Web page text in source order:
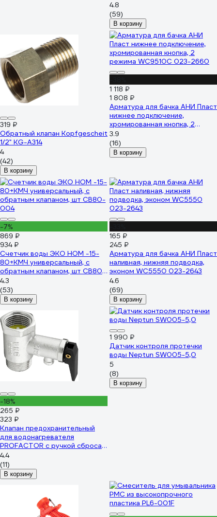
4.8
(59)
В корзину
319 ₽
Обратный клапан Kopfgescheit
1/2" KG-A314
4
(42)
В корзину
1 118 ₽
1 808 ₽
Арматура для бачка АНИ Пласт
нижнее подключение,
хромированная кнопка, 2
режима WC9510C 023-2660
3.9
(16)
В корзину
-7%
869 ₽
934 ₽
Счетчик воды ЭКО НОМ -15-
80+КМЧ универсальный, с
обратным клапаном, шт СВ80-
004
4.3
(53)
В корзину
165 ₽
245 ₽
Арматура для бачка АНИ Пласт
наливная, нижняя подводка,
эконом WC5550 023-2643
4.6
(69)
В корзину
-18%
265 ₽
323 ₽
Клапан предохранительный
для водонагревателя
PROFACTOR с ручкой сброса
1/2 PF BS 579
4.4
(11)
В корзину
1 990 ₽
Датчик контроля протечки
воды Neptun SW005-5,0
5
(8)
В корзину